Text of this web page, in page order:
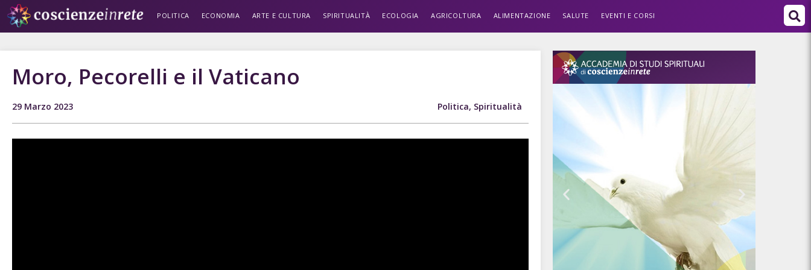
POLITICA ECONOMIA ARTE E CULTURA SPIRITUALITÀ ECOLOGIA AGRICOLTURA ALIMENTAZIONE SALUTE EVENTI E CORSI
Moro, Pecorelli e il Vaticano
29 Marzo 2023 Politica, Spiritualità